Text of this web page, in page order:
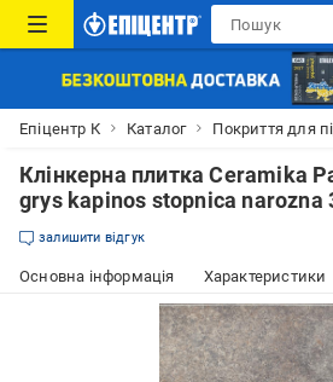
Епіцентр К Каталог Покриття для
Клінкерна плитка Ceramika
grys kapinos stopnica narozna
залишити відгук
Основна інформація Характеристики